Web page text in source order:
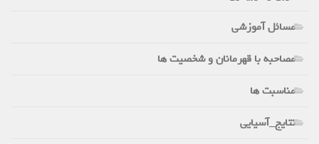
مسائل آموزشی
مصاحبه با قهرمانان و شخصیت ها
مناسبت ها
نتایج_آسیایی